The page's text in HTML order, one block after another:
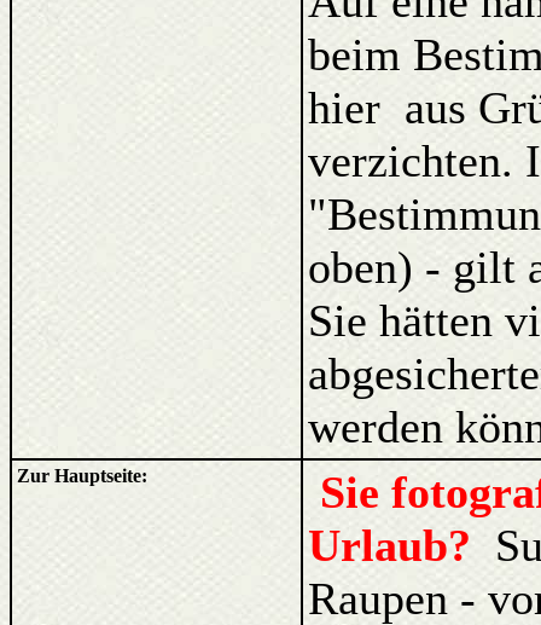
beim
hier aus
verzichten.
oben) - gilt
Sie hätten
werden
Zur Hauptseite:
Sie
Urlaub?
Raupen -